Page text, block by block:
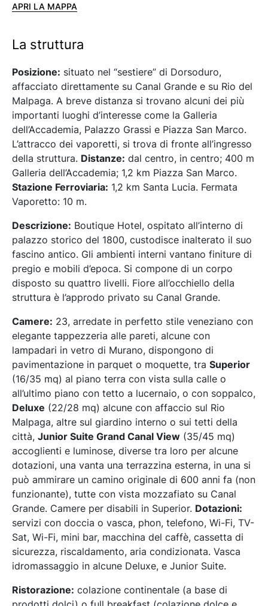
APRI LA MAPPA
La struttura
Posizione: situato nel “sestiere” di Dorsoduro,
affacciato direttamente su Canal Grande e su Rio del
Malpaga. A breve distanza si trovano alcuni dei più
importanti luoghi d’interesse come la Galleria
dell’Accademia, Palazzo Grassi e Piazza San Marco.
L’attracco dei vaporetti, si trova di fronte all’ingresso
della struttura. Distanze: dal centro, in centro; 400 m
Galleria dell’Accademia; 1,2 km Piazza San Marco.
Stazione Ferroviaria: 1,2 km Santa Lucia. Fermata
Vaporetto: 10 m.
Descrizione: Boutique Hotel, ospitato all’interno di
palazzo storico del 1800, custodisce inalterato il suo
fascino antico. Gli ambienti interni vantano finiture di
pregio e mobili d’epoca. Si compone di un corpo
disposto su quattro livelli. Fiore all’occhiello della
struttura è l’approdo privato su Canal Grande.
Camere: 23, arredate in perfetto stile veneziano con
elegante tappezzeria alle pareti, alcune con
lampadari in vetro di Murano, dispongono di
pavimentazione in parquet o moquette, tra Superior
(16/35 mq) al piano terra con vista sulla calle o
all’ultimo piano con tetto a lucernaio, o con soppalco,
Deluxe (22/28 mq) alcune con affaccio sul Rio
Malpaga, altre sul giardino interno o sui tetti della
città, Junior Suite Grand Canal View (35/45 mq)
accoglienti e luminose, diverse tra loro per alcune
dotazioni, una vanta una terrazzina esterna, in una si
può ammirare un camino originale di 600 anni fa (non
funzionante), tutte con vista mozzafiato su Canal
Grande. Camere per disabili in Superior. Dotazioni:
servizi con doccia o vasca, phon, telefono, Wi-Fi, TV-
Sat, Wi-Fi, mini bar, macchina del caffè, cassetta di
sicurezza, riscaldamento, aria condizionata. Vasca
idromassaggio in alcune Deluxe, e Junior Suite.
Ristorazione: colazione continentale (a base di